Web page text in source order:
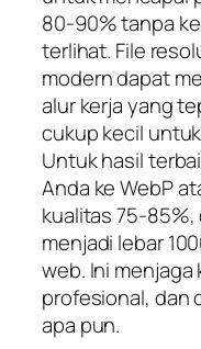
80-90% tanpa
terlihat. File
modern dapat
alur kerja yang
cukup kecil
Untuk hasil
Anda ke WebP
kualitas 75-
menjadi lebar
web. Ini
profesional, dan
apa pun.